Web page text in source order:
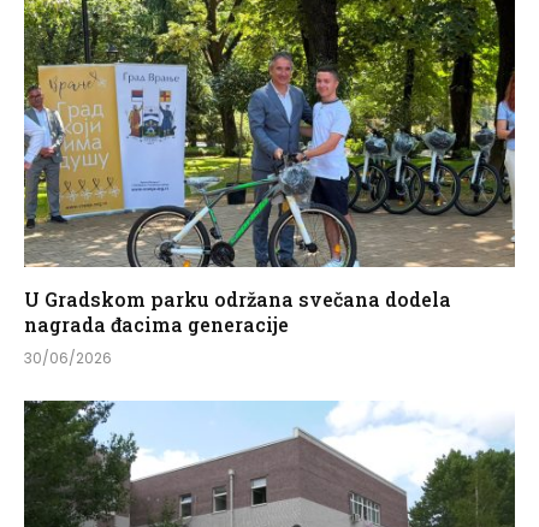
U Gradskom parku održana svečana dodela
nagrada đacima generacije
30/06/2026